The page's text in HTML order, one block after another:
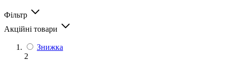
Фільтр
Акційні товари
Знижка
2